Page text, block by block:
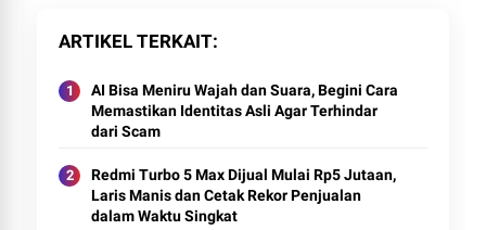
ARTIKEL TERKAIT
AI Bisa Meniru Wajah dan Suara, Begini Cara
Memastikan Identitas Asli Agar Terhindar
dari Scam
Redmi Turbo 5 Max Dijual Mulai Rp5 Jutaan,
Laris Manis dan Cetak Rekor Penjualan
dalam Waktu Singkat